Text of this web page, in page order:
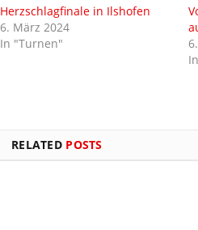
Herzschlagfinale in Ilshofen
6. März 2024
In "Turnen"
RELATED POSTS